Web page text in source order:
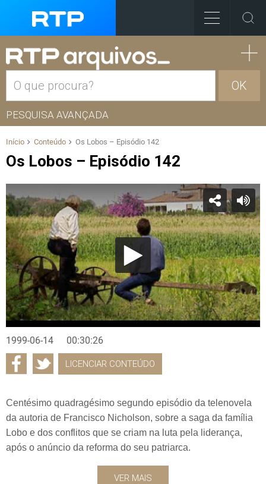
OK
PESQUISA AVANÇADA
Início Conteúdo Os Lobos – Episódio 142
Os Lobos – Episódio 142
1999-06-14 00:30:26
LICENCIAR CONTEÚDO
Centésimo quadragésimo segundo episódio da telenovela
da autoria de Francisco Nicholson, sobre a saga da família
Lobo e dos conflitos que se criam na luta pela liderança,
após o anúncio da reforma do seu patriarca.
VER MAIS